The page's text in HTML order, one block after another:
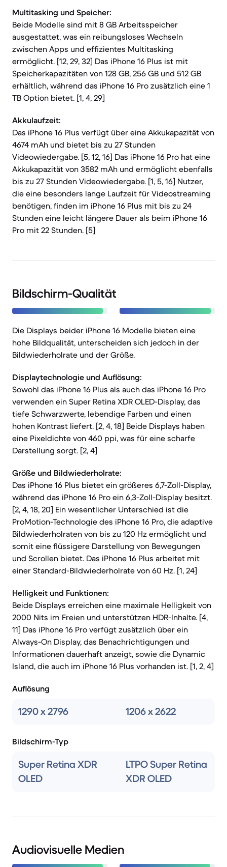
Multitasking und Speicher:
Beide Modelle sind mit 8 GB Arbeitsspeicher
ausgestattet, was ein reibungsloses Wechseln
zwischen Apps und effizientes Multitasking
ermöglicht. [12, 29, 32] Das iPhone 16 Plus ist mit
Speicherkapazitäten von 128 GB, 256 GB und 512 GB
erhältlich, während das iPhone 16 Pro zusätzlich eine 1
TB Option bietet. [1, 4, 29]
Akkulaufzeit:
Das iPhone 16 Plus verfügt über eine Akkukapazität von
4674 mAh und bietet bis zu 27 Stunden
Videowiedergabe. [5, 12, 16] Das iPhone 16 Pro hat eine
Akkukapazität von 3582 mAh und ermöglicht ebenfalls
bis zu 27 Stunden Videowiedergabe. [1, 5, 16] Nutzer,
die eine besonders lange Laufzeit für Videostreaming
benötigen, finden im iPhone 16 Plus mit bis zu 24
Stunden eine leicht längere Dauer als beim iPhone 16
Pro mit 22 Stunden. [5]
Bildschirm-Qualität
Die Displays beider iPhone 16 Modelle bieten eine
hohe Bildqualität, unterscheiden sich jedoch in der
Bildwiederholrate und der Größe.
Displaytechnologie und Auflösung:
Sowohl das iPhone 16 Plus als auch das iPhone 16 Pro
verwenden ein Super Retina XDR OLED-Display, das
tiefe Schwarzwerte, lebendige Farben und einen
hohen Kontrast liefert. [2, 4, 18] Beide Displays haben
eine Pixeldichte von 460 ppi, was für eine scharfe
Darstellung sorgt. [2, 4]
Größe und Bildwiederholrate:
Das iPhone 16 Plus bietet ein größeres 6,7-Zoll-Display,
während das iPhone 16 Pro ein 6,3-Zoll-Display besitzt.
[2, 4, 18, 20] Ein wesentlicher Unterschied ist die
ProMotion-Technologie des iPhone 16 Pro, die adaptive
Bildwiederholraten von bis zu 120 Hz ermöglicht und
somit eine flüssigere Darstellung von Bewegungen
und Scrollen bietet. Das iPhone 16 Plus arbeitet mit
einer Standard-Bildwiederholrate von 60 Hz. [1, 24]
Helligkeit und Funktionen:
Beide Displays erreichen eine maximale Helligkeit von
2000 Nits im Freien und unterstützen HDR-Inhalte. [4,
11] Das iPhone 16 Pro verfügt zusätzlich über ein
Always-On Display, das Benachrichtigungen und
Informationen dauerhaft anzeigt, sowie die Dynamic
Island, die auch im iPhone 16 Plus vorhanden ist. [1, 2, 4]
Auflösung
1290 x 2796 1206 x 2622
Bildschirm-Typ
Super Retina XDR
OLED
LTPO Super Retina
XDR OLED
Audiovisuelle Medien